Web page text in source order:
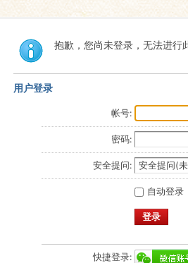
抱歉，您尚未登录，无法进行
用户登录
帐号:
密码:
安全提问:
自动登录
登录
快捷登录: